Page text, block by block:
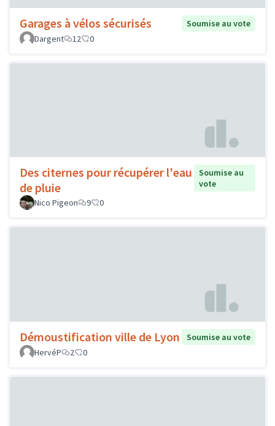
Garages à vélos sécurisés
Soumise au vote
Dargent
12 0
Des citernes pour récupérer l'eau
de pluie
Soumise au
vote
Nico Pigeon
9 0
Démoustification ville de Lyon
Soumise au vote
HervéP
2 0